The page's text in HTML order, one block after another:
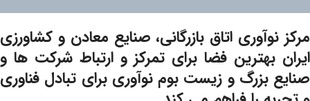
مرکز نوآوری اتاق بازرگانی، صنایع معادن و کشاورزی
ایران بهترین فضا برای تمرکز و ارتباط شرکت ها و
صنایع بزرگ و زیست بوم نوآوری برای تبادل فناوری